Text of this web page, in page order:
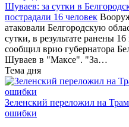
Шуваев: за сутки в
пострадали 16 человек
атаковали Белгородскую
сутки, в результате ранены
сообщил врио губернатора
Шуваев в "Максе". "За…
Тема дня
Зеленский переложил на
ошибки